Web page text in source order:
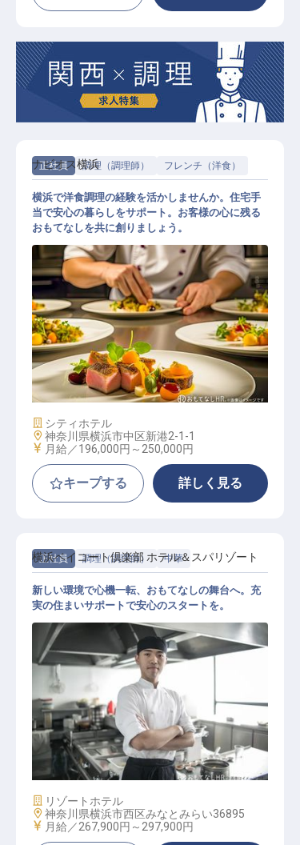
正社員 調理（調理師） フレンチ（洋食）
洋食調理
ナビオス横浜
横浜で洋食調理の経験を活かしませんか。住宅手
当で安心の暮らしをサポート。お客様の心に残る
おもてなしを共に創りましょう。
施設業態
シティホテル
勤務地
神奈川県横浜市中区新港2-1-1
給与
月給／196,000円～ 250,000円
キープする 詳しく見る
正社員 調理（調理師） 中華
中国料理
横浜ベイコート倶楽部 ホテル＆スパリゾート
新しい環境で心機一転、おもてなしの舞台へ。充
実の住まいサポートで安心のスタートを。
施設業態
リゾートホテル
勤務地
神奈川県横浜市西区みなとみらい36895
給与
月給／267,900円～ 297,900円